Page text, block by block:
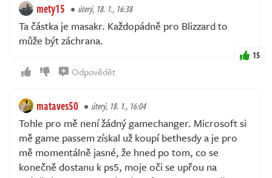
mety15 úterý, 18. 1., 16:38
Ta částka je masakr. Každopádně pro Blizzard to
může být záchrana.
15
Odpovědět
mataves50 úterý, 18. 1., 16:04
Tohle pro mě není žádný gamechanger. Microsoft si
mě game passem získal už koupí bethesdy a je pro
mě momentálně jasné, že hned po tom, co se
konečně dostanu k ps5, moje oči se upřou na